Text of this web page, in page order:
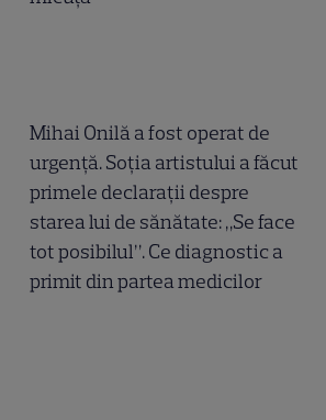
Mihai Onilă a fost operat de
urgență. Soția artistului a făcut
primele declarații despre
starea lui de sănătate: „Se face
tot posibilul”. Ce diagnostic a
primit din partea medicilor